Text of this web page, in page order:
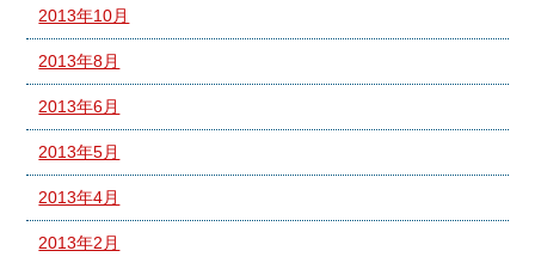
2013年10月
2013年8月
2013年6月
2013年5月
2013年4月
2013年2月